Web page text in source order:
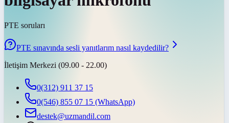
PTE soruları
PTE sınavında sesli yanıtlarım nasıl kaydedilir?
İletişim Merkezi (09.00 - 22.00)
0(312) 911 37 15
0(546) 855 07 15 (WhatsApp)
destek@uzmandil.com